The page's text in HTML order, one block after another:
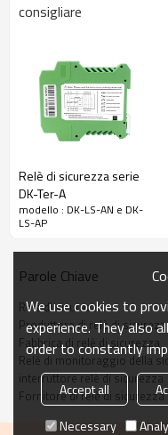
di potenza
Uscita del
segnale del
transistor
<500 mA
Capacità di contatto del
AC-1
6 A / 250
AC-15
4 A / 240
massima di
commutazione
12 A
sicurezza)
Resistenza di
contatto
<100Ω
Carico minimo
10 mA / 5
consigliare
Relè di sicurezza serie
DK-Ter-A
modello : DK-LS-AN e DK-
LS-AP
Parole Chiave
Relè di sicurezza
Produttore di relè di
Fabbrica di relè di sicurezza
Relè di monitoraggio della
interruttore relè di sicurezza
Fornitore di relè di sicurezza
We use cookies to
experience. They also
order to constantly
Accept all
Necessary